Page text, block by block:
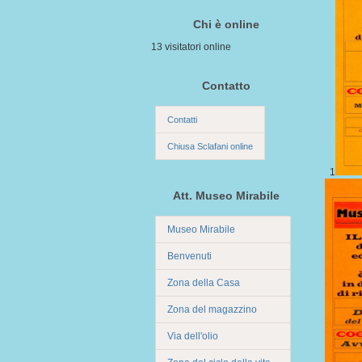
Chi è online
13 visitatori online
Contatto
Contatti
Chiusa Sclafani online
Att. Museo Mirabile
Museo Mirabile
Benvenuti
Zona della Casa
Zona del magazzino
Via dell'olio
1